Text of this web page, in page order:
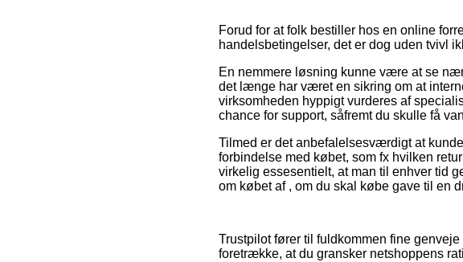
Forud for at folk bestiller hos en online
handelsbetingelser, det er dog uden tvivl
En nemmere løsning kunne være at se
det længe har været en sikring om at
virksomheden hyppigt vurderes af
chance for support, såfremt du skulle få
Tilmed er det anbefalelsesværdigt at
forbindelse med købet, som fx hvilken
virkelig essesentielt, at man til enhver tid
om købet af , om du skal købe gave til en
Trustpilot fører til fuldkommen fine
foretrække, at du gransker netshoppens